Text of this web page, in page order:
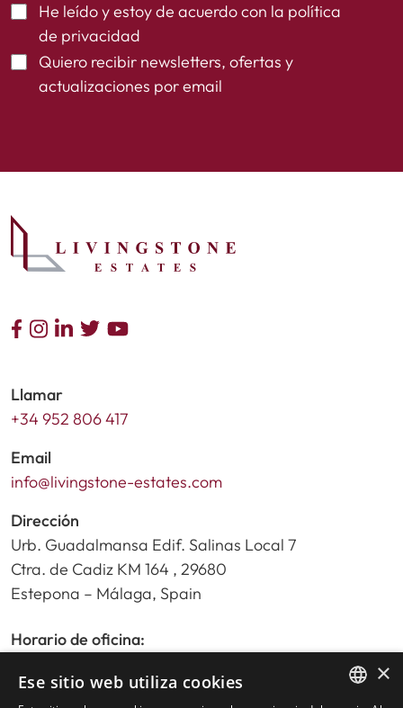
He leído y estoy de acuerdo con la política
de privacidad
Quiero recibir newsletters, ofertas y
actualizaciones por email
Llamar
+34 952 806 417
Email
info@livingstone-estates.com
Dirección
Urb. Guadalmansa Edif. Salinas Local 7
Ctra. de Cadiz KM 164 , 29680
Estepona – Málaga, Spain
Horario de oficina:
Sábados y festivos de 10:00am a 14:00pm
×
Ese sitio web utiliza cookies